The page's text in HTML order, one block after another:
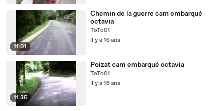
11:01
Chemin de la guerre cam embarqué
octavia
ToTo01
il y a 16 ans
11:35
Poizat cam embarqué octavia
ToTo01
il y a 16 ans